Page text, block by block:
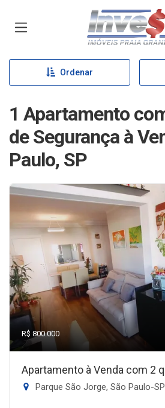
Página inicial
Ordenar
1 Apartamento
de Segurança à
Paulo, SP
R$ 800.000
Apartamento à Venda com 2
Parque São Jorge, São Paulo-SP